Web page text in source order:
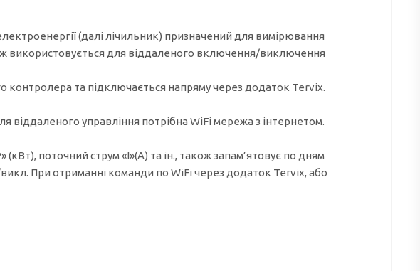
(далі лічильник) призначений для вимірювання
використовується для віддаленого включення/виключення
та підключається напряму через додаток Tervix.
віддаленого управління потрібна WiFi мережа з інтернетом.
поточний струм «I»(А) та ін., також запам’ятовує по дням
При отриманні команди по WiFi через додаток Tervix, або